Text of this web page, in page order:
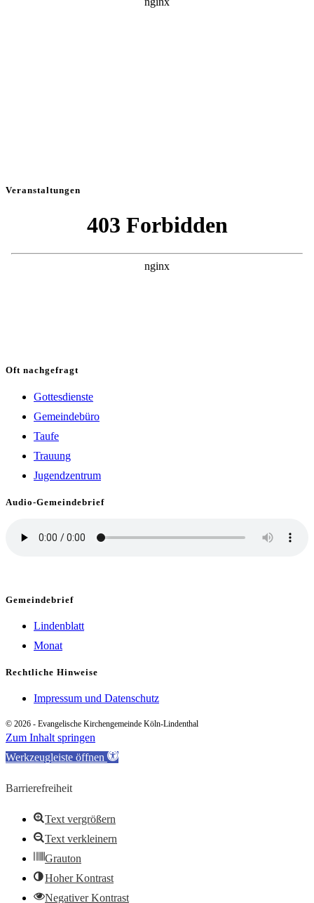
Veranstaltungen
Oft nachgefragt
Gottesdienste
Gemeindebüro
Taufe
Trauung
Jugendzentrum
Audio-Gemeindebrief
Gemeindebrief
Lindenblatt
Monat
Rechtliche Hinweise
Impressum und Datenschutz
© 2026 - Evangelische Kirchengemeinde Köln-Lindenthal
Zum Inhalt springen
Werkzeugleiste öffnen
Barrierefreiheit
Text vergrößern
Text verkleinern
Grauton
Hoher Kontrast
Negativer Kontrast